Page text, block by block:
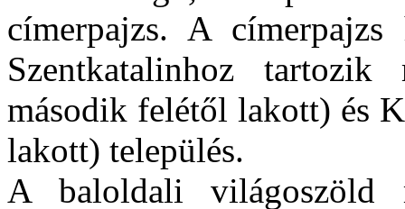
címerpajzs. A
Szentkatalinhoz tartozik
második felétől lakott) és
lakott) település.
A baloldali világoszöld